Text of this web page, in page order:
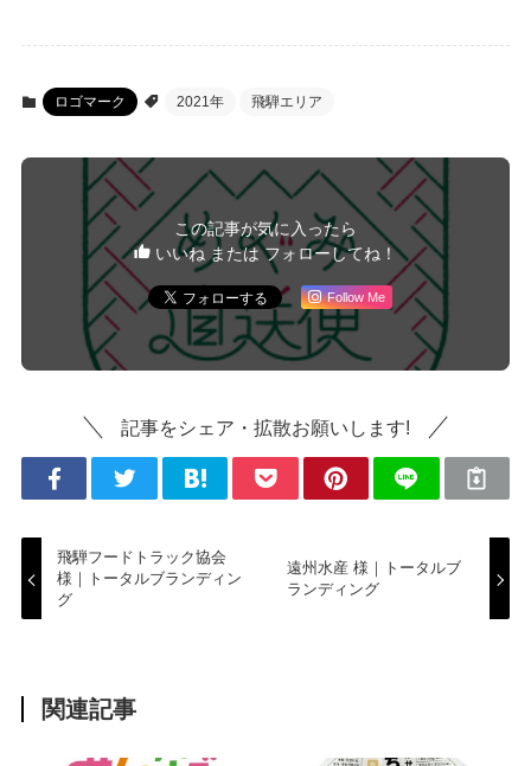
ロゴマーク 2021年 飛騨エリア
この記事が気に入ったら
いいね または フォローしてね！
Follow Me
記事をシェア・拡散お願いします!
飛騨フードトラック協会
様｜トータルブランディン
グ
遠州水産 様｜トータルブ
ランディング
関連記事